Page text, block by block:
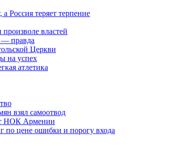
теряет терпение
властей
правда
Церкви
на успех
атлетика
взял самоотвод
НОК Армении
по цене ошибки и порогу входа